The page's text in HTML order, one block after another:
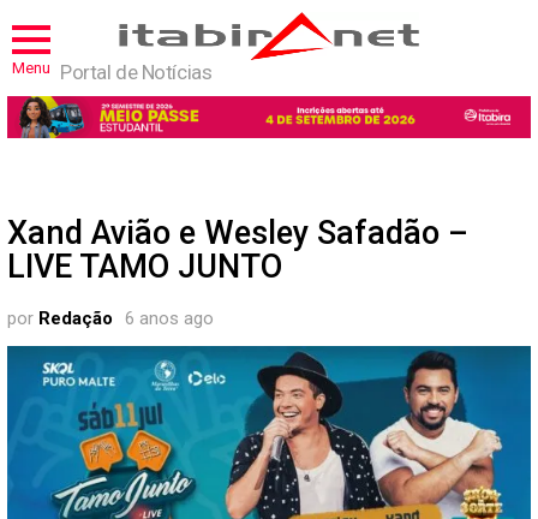
Menu Portal de Notícias
Xand Avião e Wesley Safadão –
LIVE TAMO JUNTO
por Redação 6 anos ago